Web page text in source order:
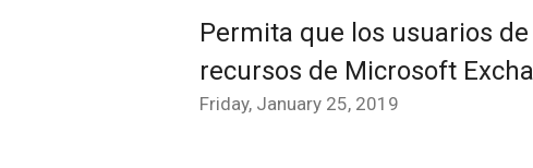
Permita que los usuarios
recursos de Microsoft
Friday, January 25, 2019